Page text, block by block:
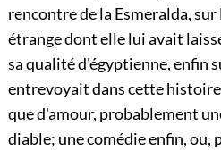
rencontre de la Esmeralda,
étrange dont elle lui avait
sa qualité d'égyptienne, enfin
entrevoyait dans cette
que d'amour, probablement
diable; une comédie enfin, ou,